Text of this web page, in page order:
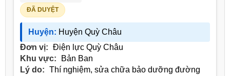
ĐÃ DUYỆT
Huyện: Huyện Quỳ Châu
Đơn vị: Điện lực Quỳ Châu
Khu vực:
Bản Ban
Lý do: Thí nghiệm, sửa chữa bảo dưỡng đường